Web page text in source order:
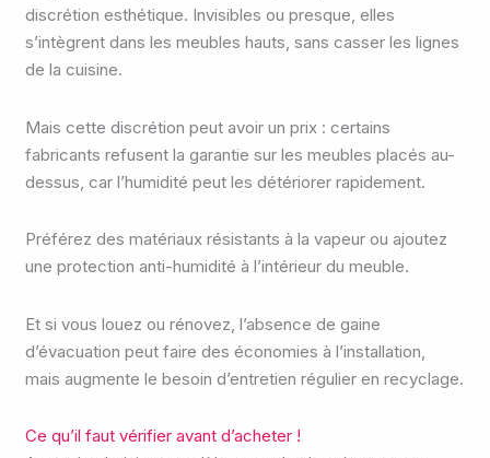
discrétion esthétique. Invisibles ou presque, elles
s’intègrent dans les meubles hauts, sans casser les lignes
de la cuisine.
Mais cette discrétion peut avoir un prix : certains
fabricants refusent la garantie sur les meubles placés au-
dessus, car l’humidité peut les détériorer rapidement.
Préférez des matériaux résistants à la vapeur ou ajoutez
une protection anti-humidité à l’intérieur du meuble.
Et si vous louez ou rénovez, l’absence de gaine
d’évacuation peut faire des économies à l’installation,
mais augmente le besoin d’entretien régulier en recyclage.
Ce qu’il faut vérifier avant d’acheter !